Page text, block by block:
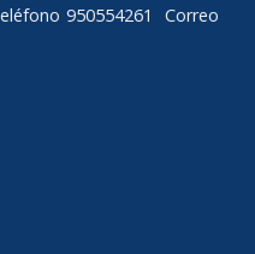
950554261 Correo